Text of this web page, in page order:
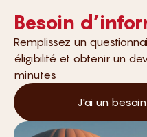
Besoin
Remplissez un
éligibilité et obtenir un
minutes
J'ai un